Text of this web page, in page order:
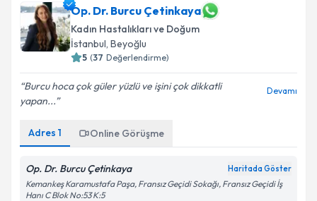
Op. Dr. Burcu Çetinkaya
Kadın Hastalıkları ve Doğum
İstanbul, Beyoğlu
5 (37 Değerlendirme)
Burcu hoca çok güler yüzlü ve işini çok dikkatli
yapan...
Devamı
Adres 1 Online Görüşme
Op. Dr. Burcu Çetinkaya Haritada Göster
Kemankeş Karamustafa Paşa, Fransız Geçidi Sokağı, Fransız Geçidi İş
Hanı C Blok No:53 K:5